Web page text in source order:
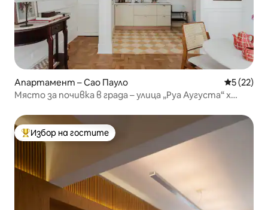
Апартамент – Сао Пауло Средна
5 (22)
Място за почивка в града – улица „Руа Аугуста“ x
Най-популярен избор на гостите
Избор на гостите